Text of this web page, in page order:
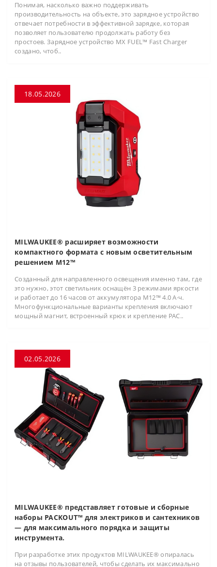
Понимая, насколько важно поддерживать
производительность на объекте, это зарядное устройство
отвечает потребности в эффективной зарядке, которая
позволяет пользователю продолжать работу без
простоев. Зарядное устройство MX FUEL™ Fast Charger
создано, чтоб..
18.05.2026
MILWAUKEE® расширяет возможности
компактного формата с новым осветительным
решением M12™
Созданный для направленного освещения именно там, где
это нужно, этот светильник оснащён 3 режимами яркости
и работает до 16 часов от аккумулятора M12™ 4.0 А·ч.
Многофункциональные варианты крепления включают
мощный магнит, встроенный крюк и крепление PAC..
02.05.2026
MILWAUKEE® представляет готовые и сборные
наборы PACKOUT™ для электриков и сантехников
— для максимального порядка и защиты
инструмента.
При разработке этих продуктов MILWAUKEE® опиралась
на отзывы пользователей, чтобы сделать их максимально